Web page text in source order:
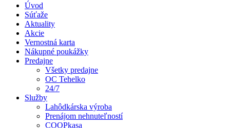
Úvod
Súťaže
Aktuality
Akcie
Vernostná karta
Nákupné poukážky
Predajne
Všetky predajne
OC Tehelko
24/7
Služby
Lahôdkárska výroba
Prenájom nehnuteľností
COOPkasa